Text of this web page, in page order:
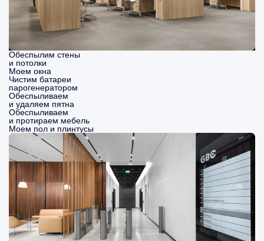
Обеспылим стены
и потолки
Моем окна
Чистим батареи
парогенератором
Обеспыливаем
и удаляем пятна
Обеспыливаем
и протираем мебель
Моем пол и плинтусы